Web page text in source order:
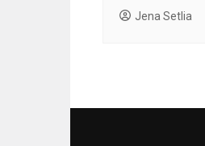
Jena Setlia